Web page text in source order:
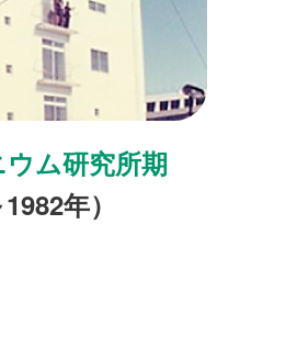
ム研究所期
年）